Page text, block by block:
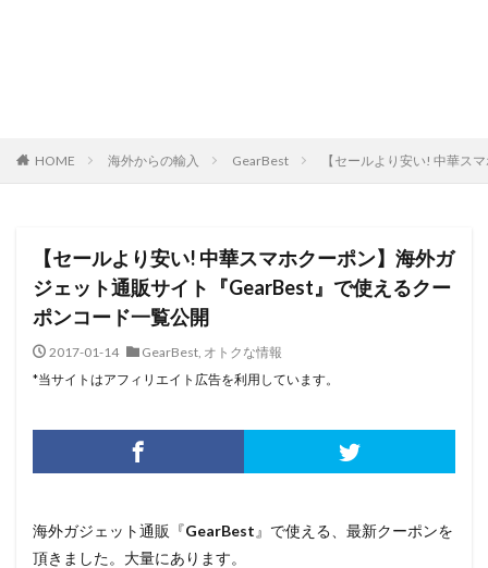
HOME 海外からの輸入 GearBest 【セールより安い! 中華ス
【セールより安い! 中華スマホクーポン】海外ガ
ジェット通販サイト『GearBest』で使えるクー
ポンコード一覧公開
2017-01-14 GearBest, オトクな情報
*当サイトはアフィリエイト広告を利用しています。
海外ガジェット通販『GearBest 』で使える、最新クーポンを
頂きました。大量にあります。